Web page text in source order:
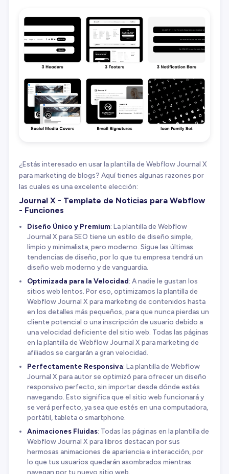
¿Estás interesado en usar la plantilla de Webflow Journal X
para marketing de blogs? Aquí tienes algunas razones por
las cuales es una excelente elección:
Journal X - Template de Noticias para Webflow
- Funciones
Diseño Único y Premium: La plantilla de Webflow
Journal X para SEO tiene un estilo de diseño simple,
limpio y minimalista, pero moderno. Sigue las últimas
tendencias de diseño, por lo que tu empresa tendrá un
diseño web moderno y de vanguardia.
Optimizada para la Velocidad: A nadie le gustan los
sitios web lentos. Por eso, optimizamos la plantilla de
Webflow Journal X para marketing de contenidos hasta
en los detalles más pequeños, para que nunca pierdas un
cliente potencial o una inscripción de usuario debido a
una velocidad deficiente del sitio web. Todas las páginas
en la plantilla de Webflow Journal X para marketing de
afiliados se cargarán a gran velocidad.
Perfectamente Responsiva: La plantilla de Webflow
Journal X para autor se optimizó para ofrecer un diseño
responsivo perfecto, sin importar desde dónde estés
navegando. Esto significa que el sitio web funcionará y
se verá perfecto, ya sea que estés en una computadora,
portátil, tableta o smartphone.
Animaciones Fluidas: Todas las páginas en la plantilla de
Webflow Journal X para libros destacan por sus
hermosas animaciones de apariencia e interacción, por
lo que tus usuarios quedarán asombrados mientras
navegan por tu nuevo sitio web.